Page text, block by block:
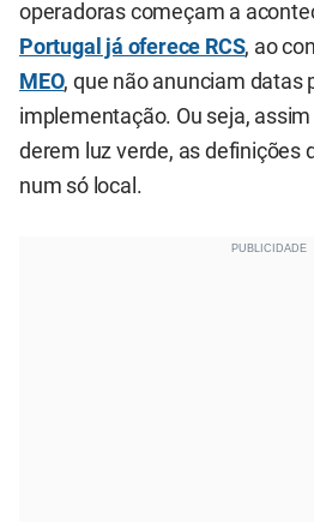
operadoras começam a
Portugal já oferece RCS, ao
MEO, que não anunciam datas
implementação. Ou seja,
derem luz verde, as definições
num só local.